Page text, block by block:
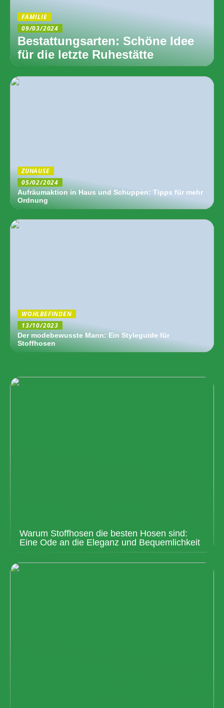
FAMILIE
09/03/2024
Bestattungsarten: Schöne Idee
für die letzte Ruhestätte
ZUHAUSE
05/02/2024
Aufräumaktion in Haus und Schuppen: Tipps für mehr
Ordnung
WOHLBEFINDEN
13/10/2023
Der modebewusste Mann: Ein Styleguide für
Stoffhosen
Warum Stoffhosen die besten Hosen sind:
Eine Ode an die Eleganz und Bequemlichkeit